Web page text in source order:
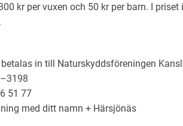
kr per vuxen och 50 kr per barn. I
in till Naturskyddsföreningen
51 77
med ditt namn + Härsjönäs